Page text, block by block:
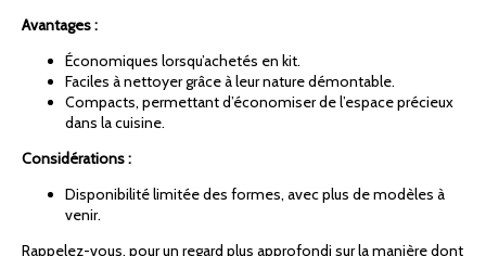
Avantages :
Économiques lorsqu’achetés en kit.
Faciles à nettoyer grâce à leur nature démontable.
Compacts, permettant d’économiser de l’espace précieux
dans la cuisine.
Considérations :
Disponibilité limitée des formes, avec plus de modèles à
venir.
Rappelez-vous, pour un regard plus approfondi sur la manière dont